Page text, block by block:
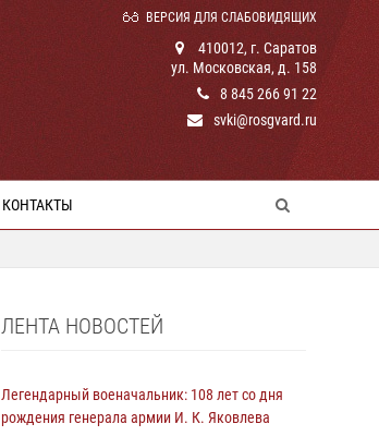
ВЕРСИЯ ДЛЯ СЛАБОВИДЯЩИХ
410012, г. Саратов
ул. Московская, д. 158
8 845 266 91 22
svki@rosgvard.ru
КОНТАКТЫ
ЛЕНТА НОВОСТЕЙ
Легендарный военачальник: 108 лет со дня
рождения генерала армии И. К. Яковлева